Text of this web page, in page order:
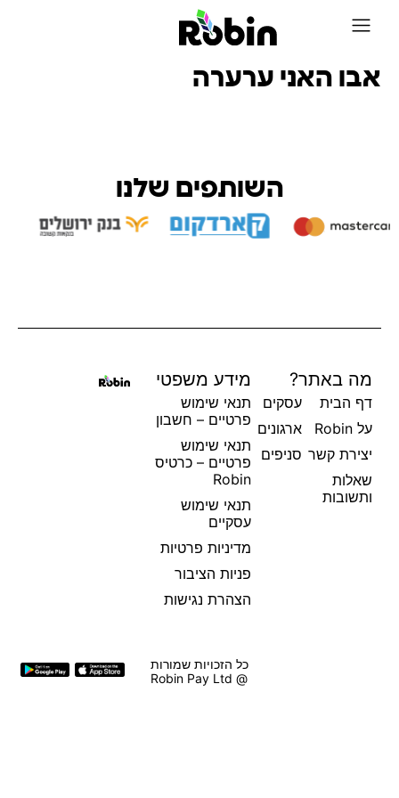
אבו האני ערערה
השותפים שלנו
מה באתר?
דף הבית
על Robin
יצירת קשר
שאלות
ותשובות
עסקים
ארגונים
סניפים
מידע משפטי
תנאי שימוש
פרטיים – חשבון
תנאי שימוש
פרטיים – כרטיס
Robin
תנאי שימוש
עסקיים
מדיניות פרטיות
פניות הציבור
הצהרת נגישות
כל הזכויות שמורות
@ Robin Pay Ltd